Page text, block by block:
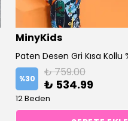
MinyKids
%30 ₺ 759.00
₺ 534.99
12 Beden